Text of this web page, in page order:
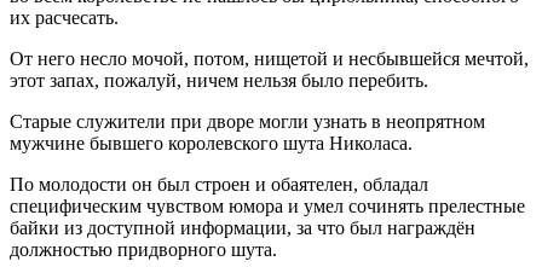
их расчесать.
От него несло мочой, потом, нищетой и несбывшейся мечтой,
этот запах, пожалуй, ничем нельзя было перебить.
Старые служители при дворе могли узнать в неопрятном
мужчине бывшего королевского шута Николаса.
По молодости он был строен и обаятелен, обладал
специфическим чувством юмора и умел сочинять прелестные
байки из доступной информации, за что был награждён
должностью придворного шута.